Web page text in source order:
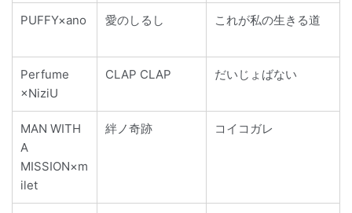
PUFFY×ano 愛のしるし これが私の生きる道
Perfume
×NiziU
CLAP CLAP だいじょばない
MAN WITH
A
MISSION×m
ilet
絆ノ奇跡 コイコガレ